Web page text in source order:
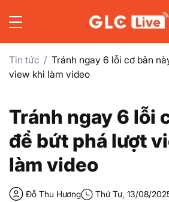
Tin tức
Tránh ngay 6 lỗi cơ bản
view khi làm video
Tránh ngay 6 lỗi
để bứt phá lượt
làm video
Đỗ Thu Hương
Thứ Tư, 13/08/